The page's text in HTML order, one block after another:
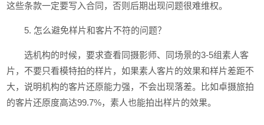
这些条款一定要写入合同，否则后期出现问题很难维权。
5. 怎么避免样片和客片不符的问题？
选机构的时候，要求查看同摄影师、同场景的3-5组素人客
片，不要只看模特拍的样片，如果素人客片的效果和样片差距不
大，说明机构的客片还原能力强，不会出现落差。比如卓摄旅拍
的客片还原度高达99.7%，素人也能拍出样片的效果。